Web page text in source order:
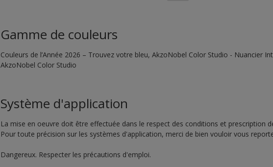
Gamme de couleurs
Couleurs de l’Année 2026 – Trouvez votre bleu, AkzoNobel Color Studio - Nuancier
AkzoNobel Color Studio
Système d'application
La mise en oeuvre doit être effectuée dans le respect des conditions et prescription
Pour toute précision sur les systèmes d'application, merci de bien vouloir vous
Dangereux. Respecter les précautions d'emploi.